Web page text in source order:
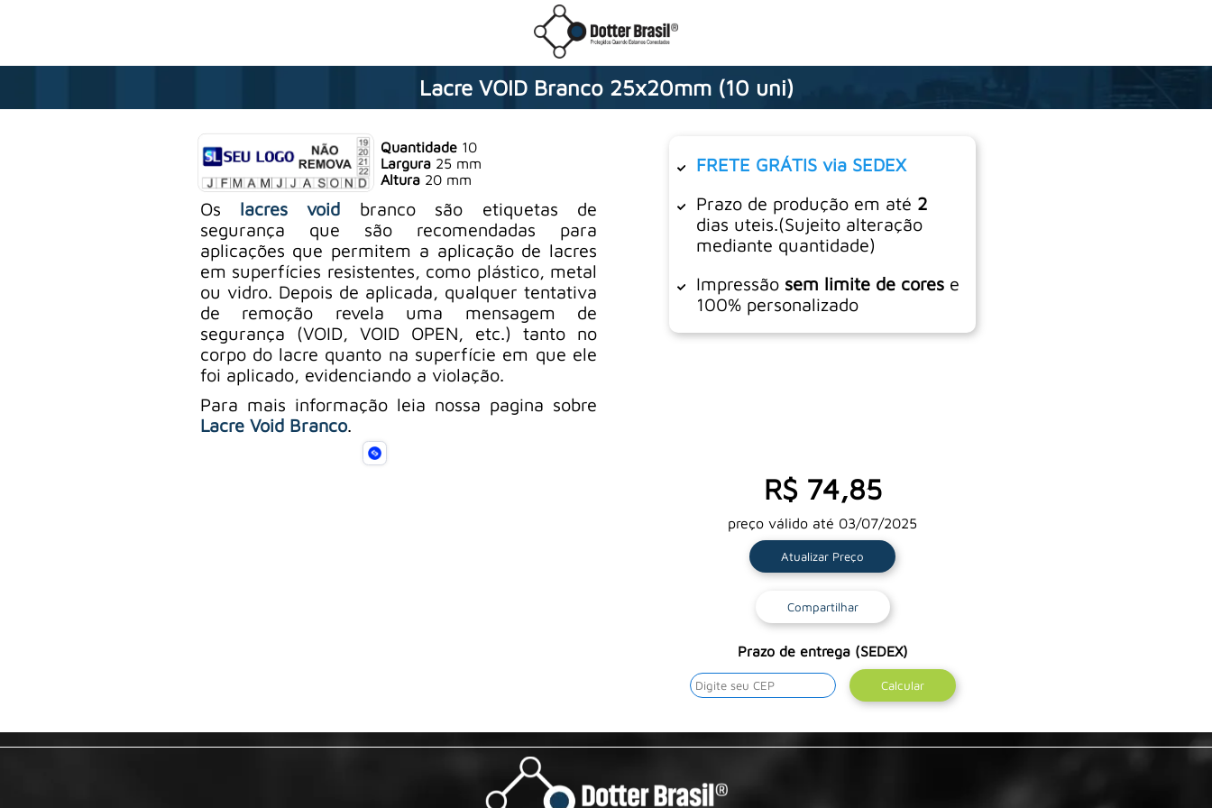
Lacre VOID Branco 25x20mm (10 uni)
Quantidade 10
Largura 25 mm
Altura 20 mm
Os lacres void branco são etiquetas de
segurança que são recomendadas para
aplicações que permitem a aplicação de lacres
em superfícies resistentes, como plástico, metal
ou vidro. Depois de aplicada, qualquer tentativa
de remoção revela uma mensagem de
segurança (VOID, VOID OPEN, etc.) tanto no
corpo do lacre quanto na superfície em que ele
foi aplicado, evidenciando a violação.
Para mais informação leia nossa pagina sobre
Lacre Void Branco.
FRETE GRÁTIS via SEDEX
Prazo de produção em até 2
dias uteis.(Sujeito alteração
mediante quantidade)
Impressão sem limite de cores e
100% personalizado
R$ 74,85
preço válido até 03/07/2025
Atualizar Preço
Compartilhar
Prazo de entrega (SEDEX)
Calcular